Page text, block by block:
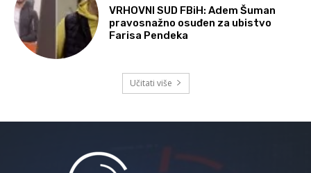
VRHOVNI SUD FBiH: Adem Šuman
pravosnažno osuđen za ubistvo
Farisa Pendeka
Učitati više